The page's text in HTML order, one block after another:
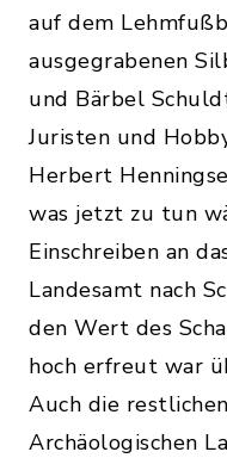
auf dem
ausgegrabenen
und Bärbel
Juristen und
Herbert
was jetzt zu tun
Einschreiben an
Landesamt nach
den Wert des
hoch erfreut war
Auch die
Archäologischen